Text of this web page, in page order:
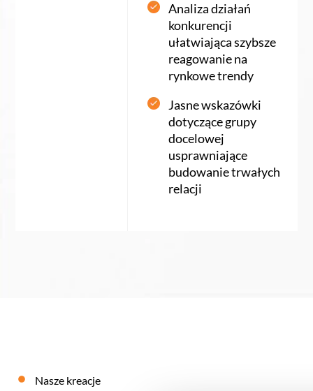
Analiza działań
konkurencji
ułatwiająca szybsze
reagowanie na
rynkowe trendy
Jasne wskazówki
dotyczące grupy
docelowej
usprawniające
budowanie trwałych
relacji
Nasze kreacje